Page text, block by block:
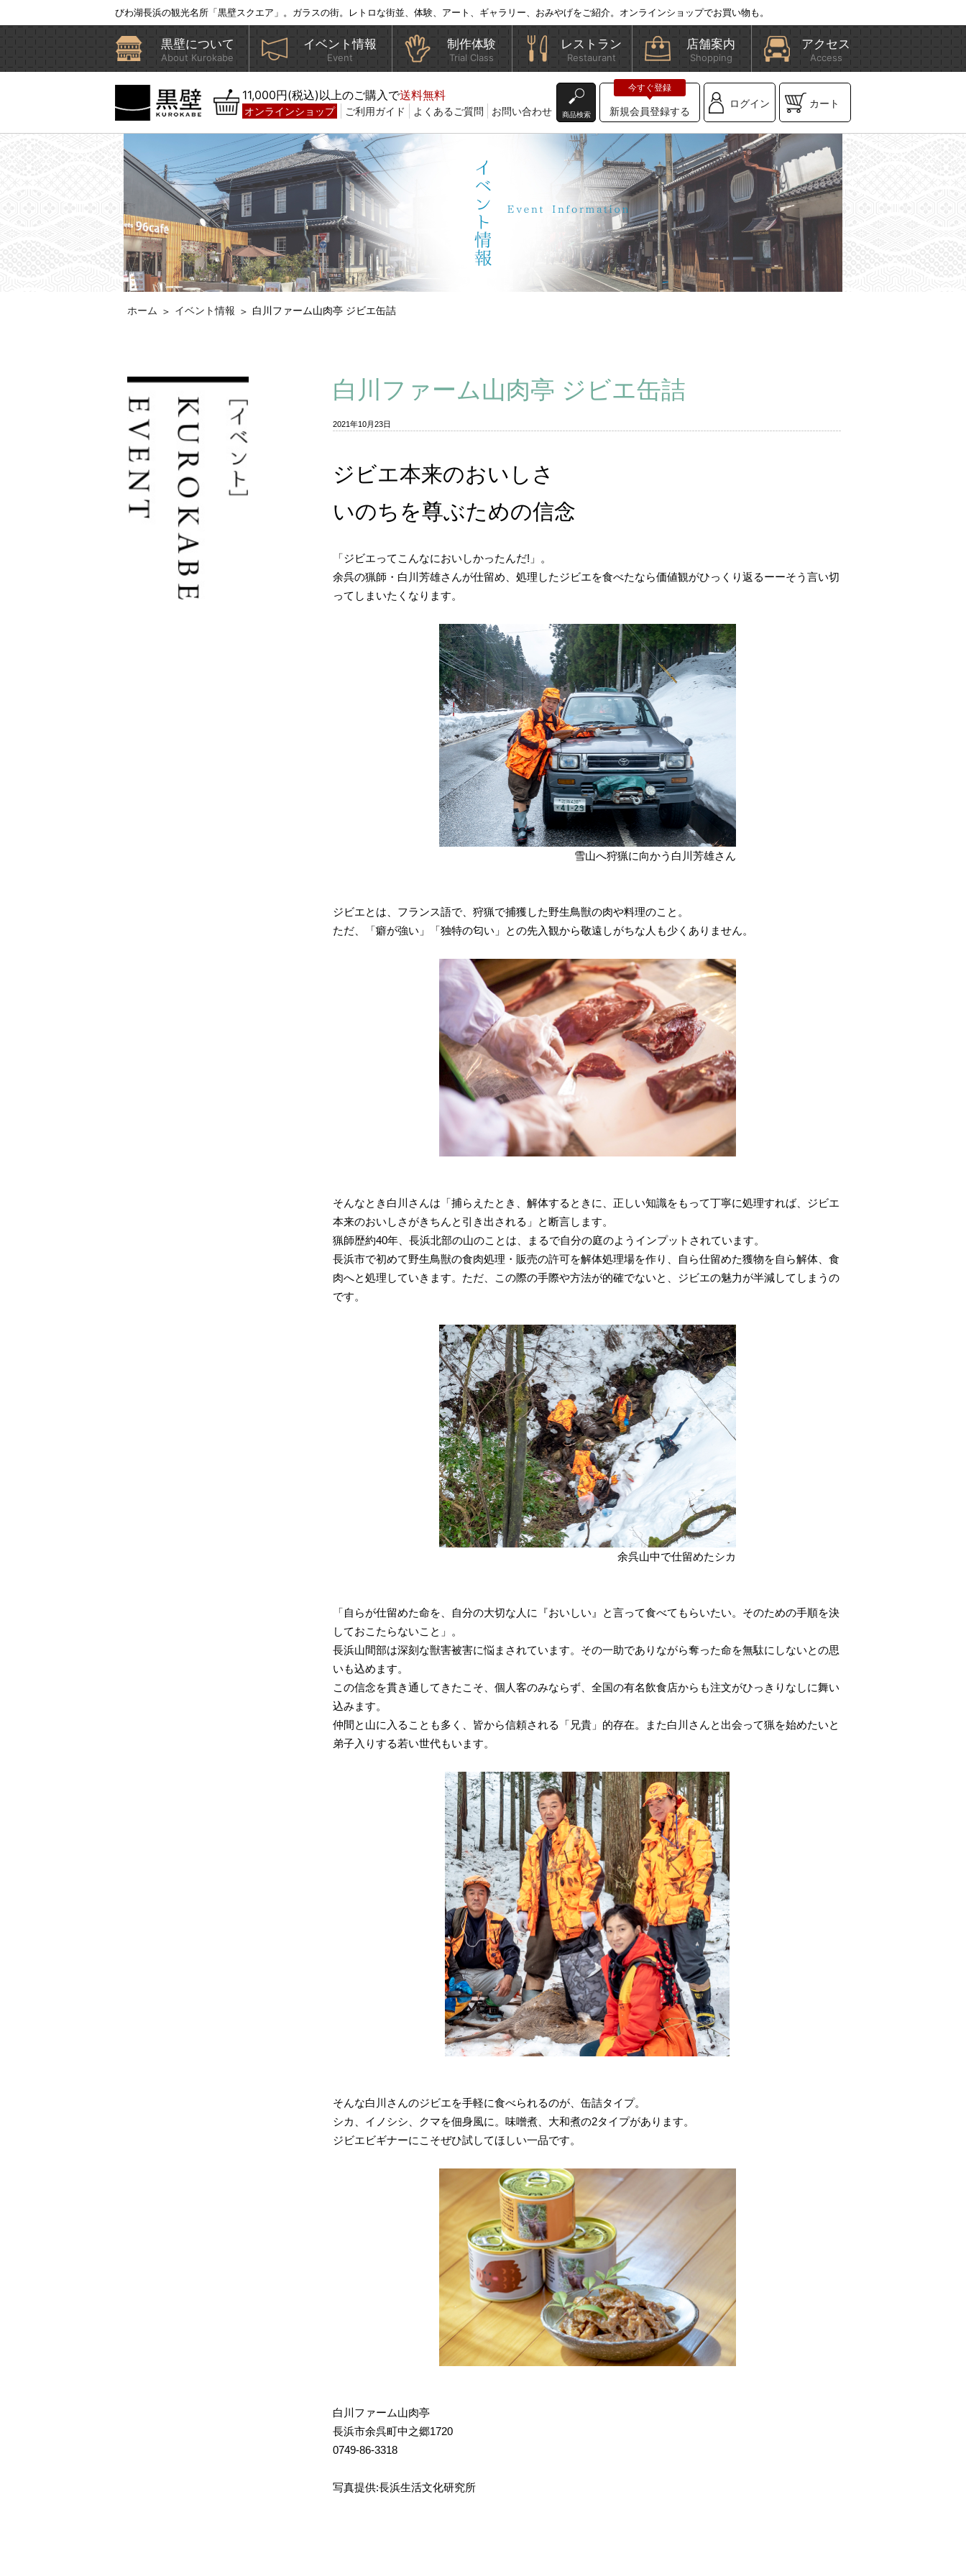
びわ湖長浜の観光名所「黒壁スクエア」。ガラスの街。レトロな街並、体験、アート、ギャラリー、おみやげをご紹介。オンラインショップでお買い物も。
黒壁について
About Kurokabe
イベント情報
Event
制作体験
Trial Class
レストラン
Restaurant
店舗案内
Shopping
アクセス
Access
11,000円(税込)以上のご購入で送料無料
オンラインショップ ご利用ガイド よくあるご質問 お問い合わせ 商品検索 新規会員登録する
ログイン カート
ホーム ＞ イベント情報 ＞ 白川ファーム山肉亭 ジビエ缶詰
白川ファーム山肉亭 ジビエ缶詰
2021年10月23日
ジビエ本来のおいしさ
いのちを尊ぶための信念
「ジビエってこんなにおいしかったんだ!」。
余呉の猟師・白川芳雄さんが仕留め、処理したジビエを食べたなら価値観がひっくり返るーーそう言い切
ってしまいたくなります。
雪山へ狩猟に向かう白川芳雄さん
ジビエとは、フランス語で、狩猟で捕獲した野生鳥獣の肉や料理のこと。
ただ、「癖が強い」「独特の匂い」との先入観から敬遠しがちな人も少くありません。
そんなとき白川さんは「捕らえたとき、解体するときに、正しい知識をもって丁寧に処理すれば、ジビエ
本来のおいしさがきちんと引き出される」と断言します。
猟師歴約40年、長浜北部の山のことは、まるで自分の庭のようインプットされています。
長浜市で初めて野生鳥獣の食肉処理・販売の許可を解体処理場を作り、自ら仕留めた獲物を自ら解体、食
肉へと処理していきます。ただ、この際の手際や方法が的確でないと、ジビエの魅力が半減してしまうの
です。
余呉山中で仕留めたシカ
「自らが仕留めた命を、自分の大切な人に『おいしい』と言って食べてもらいたい。そのための手順を決
しておこたらないこと」。
長浜山間部は深刻な獣害被害に悩まされています。その一助でありながら奪った命を無駄にしないとの思
いも込めます。
この信念を貫き通してきたこそ、個人客のみならず、全国の有名飲食店からも注文がひっきりなしに舞い
込みます。
仲間と山に入ることも多く、皆から信頼される「兄貴」的存在。また白川さんと出会って猟を始めたいと
弟子入りする若い世代もいます。
そんな白川さんのジビエを手軽に食べられるのが、缶詰タイプ。
シカ、イノシシ、クマを佃身風に。味噌煮、大和煮の2タイプがあります。
ジビエビギナーにこそぜひ試してほしい一品です。
白川ファーム山肉亭
長浜市余呉町中之郷1720
0749-86-3318
写真提供:長浜生活文化研究所